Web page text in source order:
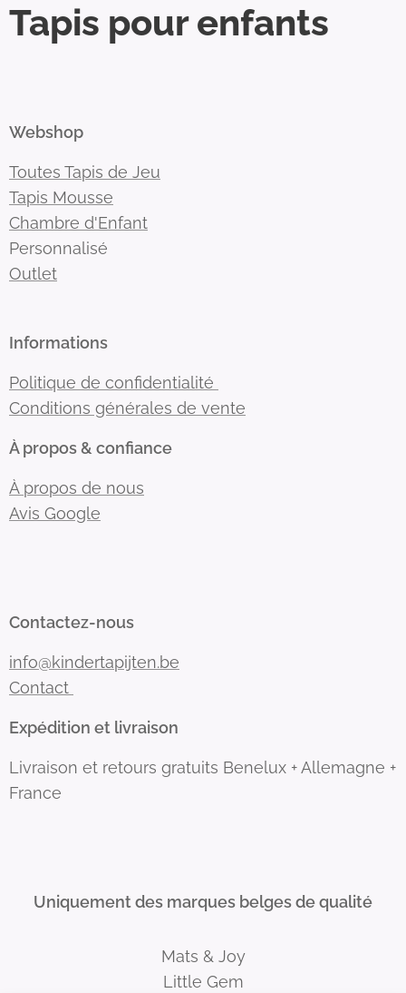
Tapis pour enfants
Webshop
Toutes Tapis de Jeu
Tapis Mousse
Chambre d'Enfant
Personnalisé
Outlet
Informations
Politique de confidentialité
Conditions générales de vente
À propos & confiance
À propos de nous
Avis Google
Contactez-nous
info@kindertapijten.be
Contact
Expédition et livraison
Livraison et retours gratuits Benelux + Allemagne +
France
Uniquement des marques belges de qualité
Mats & Joy
Little Gem